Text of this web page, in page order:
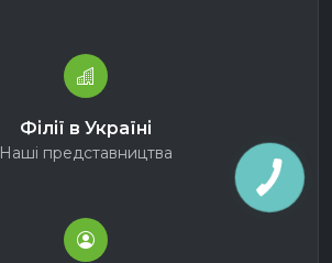
Філії в Україні
Наші представництва